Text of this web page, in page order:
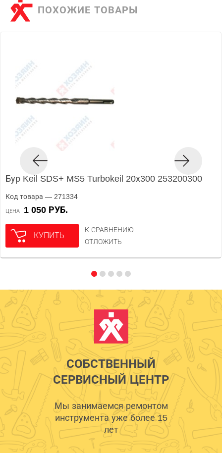
ПОХОЖИЕ ТОВАРЫ
Бур Keil SDS+ MS5 Turbokeil 20х300 253200300
Код товара — 271334
ЦЕНА 1 050 РУБ.
КУПИТЬ
К СРАВНЕНИЮ
ОТЛОЖИТЬ
СОБСТВЕННЫЙ
СЕРВИСНЫЙ ЦЕНТР
Мы занимаемся ремонтом
инструмента уже более 15
лет